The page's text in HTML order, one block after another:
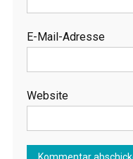
E-Mail-Adresse
Website